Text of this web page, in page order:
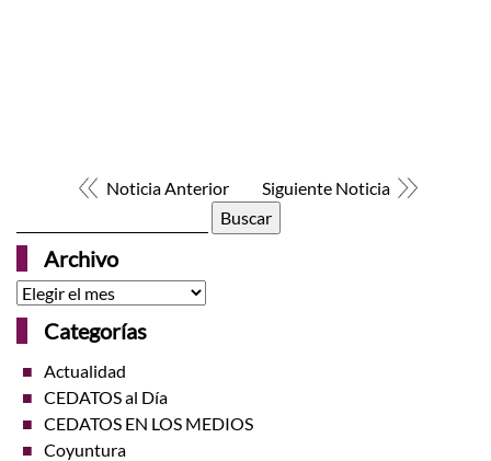
Noticia Anterior
Siguiente Noticia
Archivo
Archivo
Categorías
Actualidad
CEDATOS al Día
CEDATOS EN LOS MEDIOS
Coyuntura